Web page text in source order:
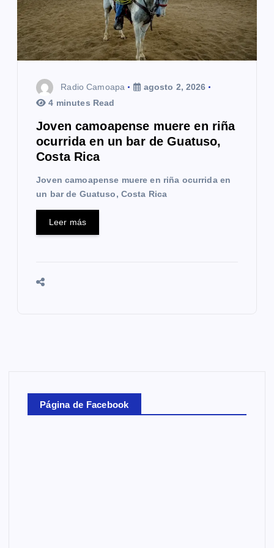
Radio Camoapa
agosto 2, 2026
4 minutes Read
Joven camoapense muere en riña
ocurrida en un bar de Guatuso,
Costa Rica
Joven camoapense muere en riña ocurrida en
un bar de Guatuso, Costa Rica
Leer más
Página de Facebook